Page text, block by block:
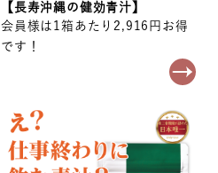
【長寿沖縄の健効青汁】
会員様は1箱あたり2,916円お得
です！